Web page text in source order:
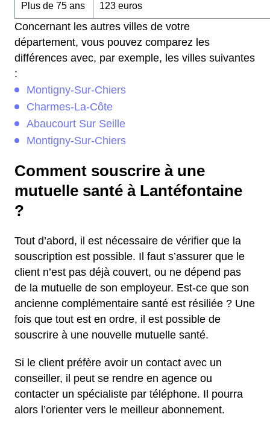
Plus de 75 ans 123 euros
Concernant les autres villes de votre
département, vous pouvez comparez les
différences avec, par exemple, les villes suivantes
:
Montigny-Sur-Chiers
Charmes-La-Côte
Abaucourt Sur Seille
Montigny-Sur-Chiers
Comment souscrire à une
mutuelle santé à Lantéfontaine
?
Tout d’abord, il est nécessaire de vérifier que la
souscription est possible. Il faut s’assurer que le
client n’est pas déjà couvert, ou ne dépend pas
de la mutuelle de son employeur. Est-ce que son
ancienne complémentaire santé est résiliée ? Une
fois que tout est en ordre, il est possible de
souscrire à une nouvelle mutuelle santé.
Si le client préfère avoir un contact avec un
conseiller, il peut se rendre en agence ou
contacter un spécialiste par téléphone. Il pourra
alors l’orienter vers le meilleur abonnement.